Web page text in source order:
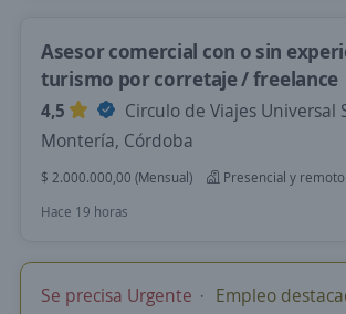
Asesor comercial con o sin
turismo por corretaje / freelance
4,5
Circulo de Viajes Universal
Montería, Córdoba
$ 2.000.000,00 (Mensual)
Presencial y remoto
Hace 19 horas
Se precisa Urgente Empleo